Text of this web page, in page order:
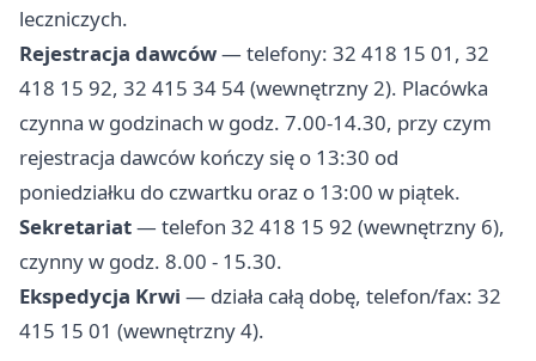
leczniczych.
Rejestracja dawców— telefony: 32 418 15 01, 32
418 15 92, 32 415 34 54 (wewnętrzny 2). Placówka
czynna w godzinach w godz. 7.00-14.30, przy czym
rejestracja dawców kończy się o 13:30 od
poniedziałku do czwartku oraz o 13:00 w piątek.
Sekretariat— telefon 32 418 15 92 (wewnętrzny 6),
czynny w godz. 8.00 - 15.30.
Ekspedycja Krwi — działa całą dobę, telefon/fax: 32
415 15 01 (wewnętrzny 4).